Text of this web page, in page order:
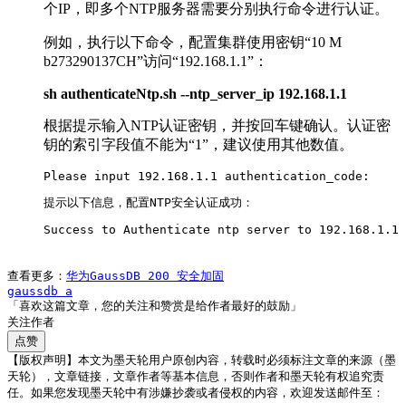
个IP，即多个NTP服务器需要分别执行命令进行认证。
例如，执行以下命令，配置集群使用密钥“10 M
b273290137CH”访问“192.168.1.1”：
sh authenticateNtp.sh --ntp_server_ip 192.168.1.1
根据提示输入NTP认证密钥，并按回车键确认。认证密
钥的索引字段值不能为“1”，建议使用其他数值。
Please input 192.168.1.1 authentication_code:
提示以下信息，配置NTP安全认证成功：
Success to Authenticate ntp server to 192.168.1.1
查看更多： 华为GaussDB 200 安全加固
gaussdb a
「喜欢这篇文章，您的关注和赞赏是给作者最好的鼓励」
关注作者
点赞
【版权声明】本文为墨天轮用户原创内容，转载时必须标注文章的来源（墨
天轮），文章链接，文章作者等基本信息，否则作者和墨天轮有权追究责
任。如果您发现墨天轮中有涉嫌抄袭或者侵权的内容，欢迎发送邮件至：